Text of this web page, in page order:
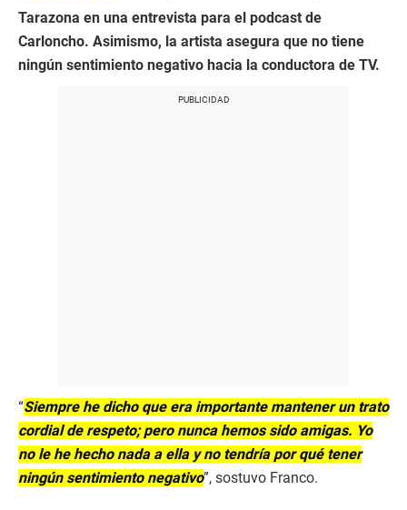
Tarazona en una entrevista para el podcast de
Carloncho. Asimismo, la artista asegura que no tiene
ningún sentimiento negativo hacia la conductora de TV.
“Siempre he dicho que era importante mantener un trato
cordial de respeto; pero nunca hemos sido amigas. Yo
no le he hecho nada a ella y no tendría por qué tener
ningún sentimiento negativo”, sostuvo Franco.